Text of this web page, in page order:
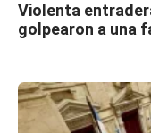
Violenta
golpearon a una